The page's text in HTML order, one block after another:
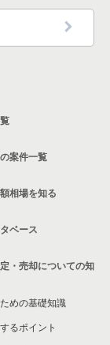
案件一覧
相場を知る
ベース
・売却についての知
めの基礎知識
るポイント